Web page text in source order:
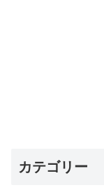
カテゴリー